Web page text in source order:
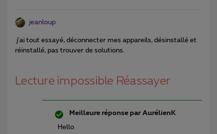
jeanloup
j’ai tout essayé, déconnecter mes appareils, désinstallé et
réinstallé, pas trouver de solutions.
Lecture impossible Réassayer
Meilleure réponse par AurélienK
Hello